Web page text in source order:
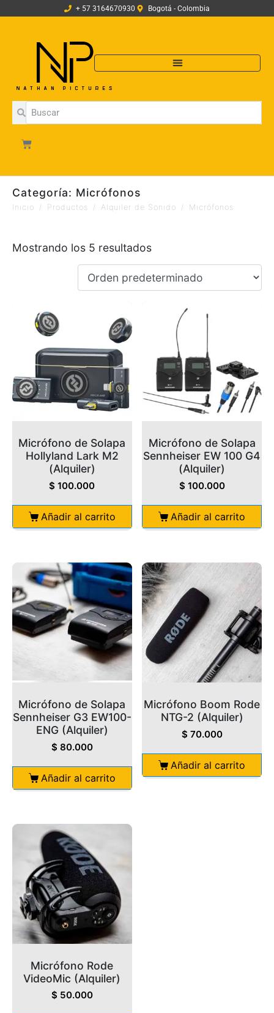
+ 57 3164670930 Bogotá - Colombia
Categoría: Micrófonos
Inicio Productos Alquiler de Sonido Micrófonos
Mostrando los 5 resultados
Micrófono de Solapa
Hollyland Lark M2
(Alquiler)
$ 100.000
Añadir al carrito
Micrófono de Solapa
Sennheiser EW 100 G4
(Alquiler)
$ 100.000
Añadir al carrito
Micrófono de Solapa
Sennheiser G3 EW100-
ENG (Alquiler)
$ 80.000
Añadir al carrito
Micrófono Boom Rode
NTG-2 (Alquiler)
$ 70.000
Añadir al carrito
Micrófono Rode
VideoMic (Alquiler)
$ 50.000